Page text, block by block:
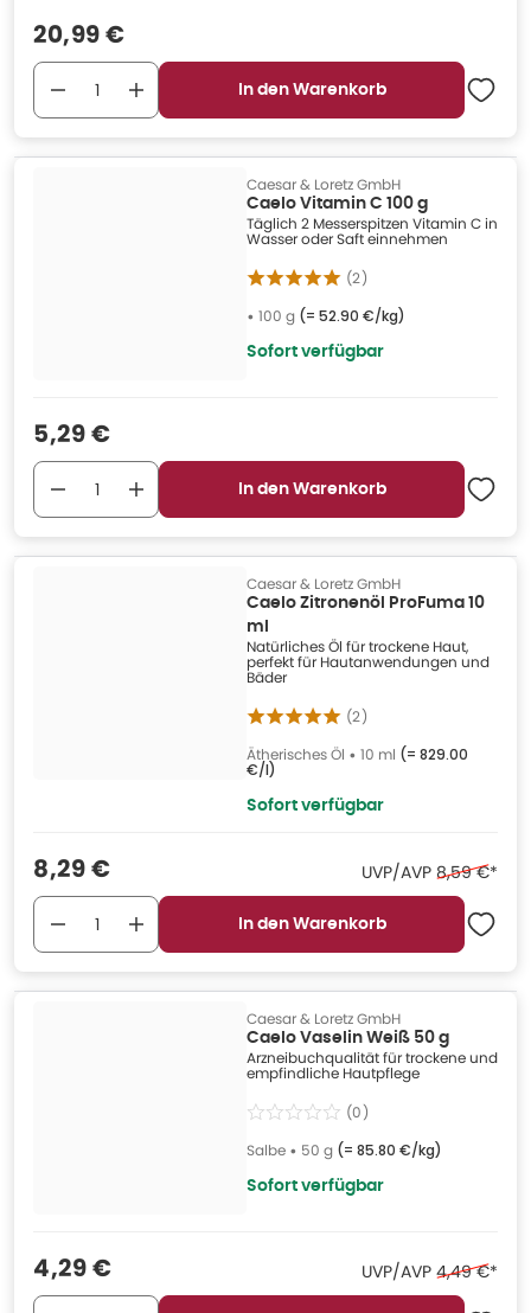
Verkaufspreis
20,99 €
In den Warenkorb
Caesar & Loretz GmbH
Caelo Vitamin C 100 g
Täglich 2 Messerspitzen Vitamin C in
Wasser oder Saft einnehmen
(2)
• 100 g (= 52.90 €/kg)
Sofort verfügbar
Verkaufspreis
5,29 €
In den Warenkorb
Caesar & Loretz GmbH
Caelo Zitronenöl ProFuma 10
ml
Natürliches Öl für trockene Haut,
perfekt für Hautanwendungen und
Bäder
(2)
Ätherisches Öl • 10 ml (= 829.00
€/l)
Sofort verfügbar
Verkaufspreis
8,29 € UVP/AVP Ehemaliger
8,59 €*
In den Warenkorb
Caesar & Loretz GmbH
Caelo Vaselin Weiß 50 g
Arzneibuchqualität für trockene und
empfindliche Hautpflege
(0)
Salbe • 50 g (= 85.80 €/kg)
Sofort verfügbar
Verkaufspreis
4,29 € UVP/AVP Ehemaliger
4,49 €*